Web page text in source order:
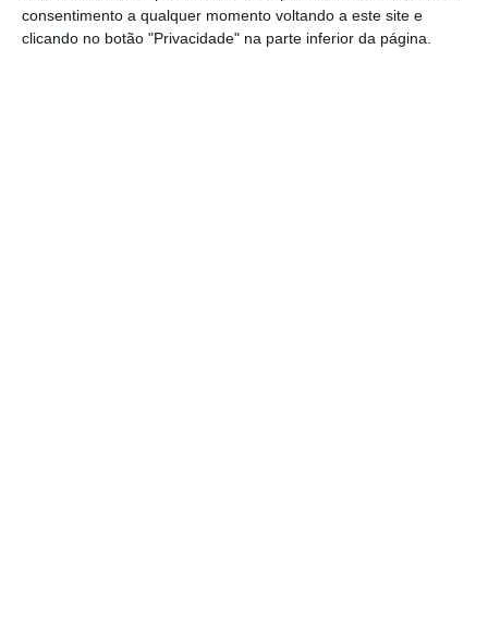
consentimento a qualquer momento voltando a este site e
clicando no botão "Privacidade" na parte inferior da página.